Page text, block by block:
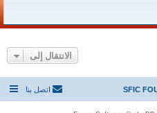
الانتقال إلى
SFIC اتصل بنا